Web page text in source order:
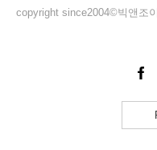
copyright since2004©빅앤조